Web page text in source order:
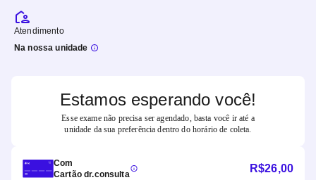
Atendimento
Na nossa unidade
Estamos esperando você!
Esse exame não precisa ser agendado, basta você ir até a
unidade da sua preferência dentro do horário de coleta.
Com
Cartão dr.consulta
R$26,00